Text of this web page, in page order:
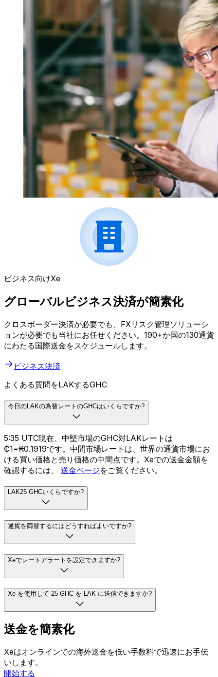
ビジネス向けXe
グローバルビジネス決済が簡素化
クロスボーダー決済が必要でも、FXリスク管理ソリューシ
ョンが必要でも当社にお任せください。190+か国の130通貨
にわたる国際送金をスケジュールします。
ビジネス決済
よくある質問をLAKするGHC
今日のLAKの為替レートのGHCはいくらですか?
5:35 UTC現在、中堅市場のGHC対LAKレートは
₵1=₭0.1919です。中間市場レートは、世界の通貨市場にお
ける買い価格と売り価格の中間点です。Xeでの送金金額を
確認するには、 送金ページをご覧ください。
LAK25 GHCいくらですか?
通貨を両替するにはどうすればよいですか?
Xeでレートアラートを設定できますか?
Xe を使用して 25 GHC を LAK に送信できますか?
送金を簡素化
Xeはオンラインでの海外送金を低い手数料で迅速にお手伝
いします。
開始する